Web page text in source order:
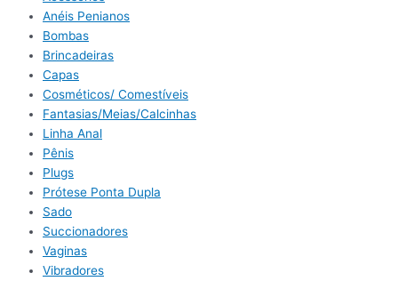
Anéis Penianos
Bombas
Brincadeiras
Capas
Cosméticos/ Comestíveis
Fantasias/Meias/Calcinhas
Linha Anal
Pênis
Plugs
Prótese Ponta Dupla
Sado
Succionadores
Vaginas
Vibradores